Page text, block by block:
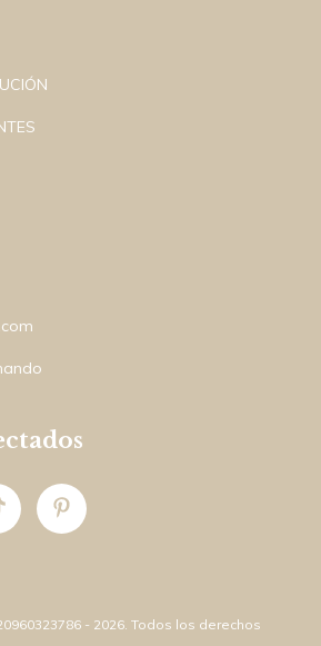
- 2026. Todos los derechos